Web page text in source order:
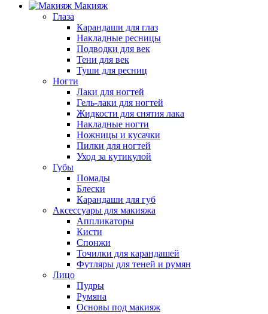
Макияж
Глаза
Карандаши для глаз
Накладные ресницы
Подводки для век
Тени для век
Туши для ресниц
Ногти
Лаки для ногтей
Гель-лаки для ногтей
Жидкости для снятия лака
Накладные ногти
Ножницы и кусачки
Пилки для ногтей
Уход за кутикулой
Губы
Помады
Блески
Карандаши для губ
Аксессуары для макияжа
Аппликаторы
Кисти
Спонжи
Точилки для карандашей
Футляры для теней и румян
Лицо
Пудры
Румяна
Основы под макияж